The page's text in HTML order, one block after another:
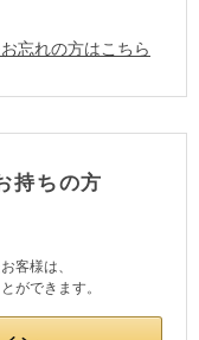
忘れの方はこちら
持ちの方
客様は、
ができます。